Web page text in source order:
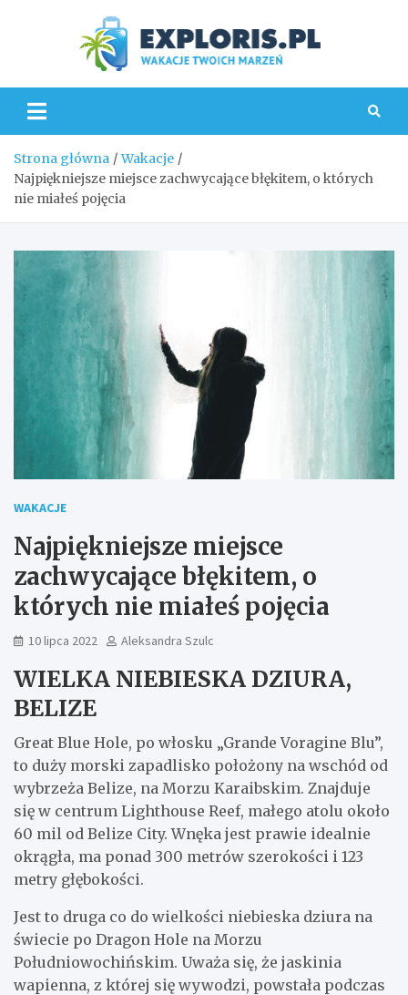
Strona główna
Wakacje
Najpiękniejsze miejsce zachwycające błękitem, o których
nie miałeś pojęcia
WAKACJE
Najpiękniejsze miejsce
zachwycające błękitem, o
których nie miałeś pojęcia
10 lipca 2022 Aleksandra Szulc
WIELKA NIEBIESKA DZIURA,
BELIZE
Great Blue Hole, po włosku „Grande Voragine Blu”,
to duży morski zapadlisko położony na wschód od
wybrzeża Belize, na Morzu Karaibskim. Znajduje
się w centrum Lighthouse Reef, małego atolu około
60 mil od Belize City. Wnęka jest prawie idealnie
okrągła, ma ponad 300 metrów szerokości i 123
metry głębokości.
Jest to druga co do wielkości niebieska dziura na
świecie po Dragon Hole na Morzu
Południowochińskim. Uważa się, że jaskinia
wapienna, z której się wywodzi, powstała podczas